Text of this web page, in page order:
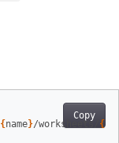
Copy
{ name}/worksheets/ {